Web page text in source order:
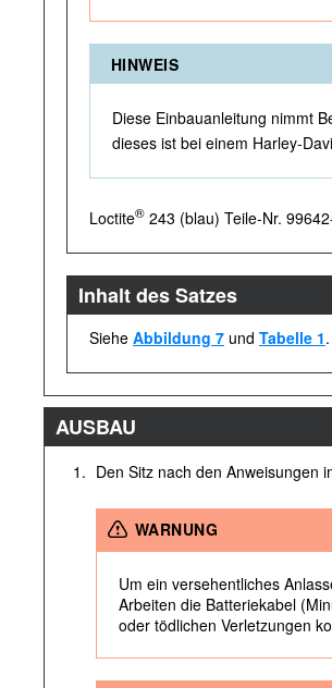
HINWEIS
Diese Einbauanleitung nimmt
dieses ist bei einem Harley-
Loctite® 243 (blau) Teile-Nr.
Inhalt des Satzes
Siehe Abbildung 7 und Tabelle 1.
AUSBAU
1. Den Sitz nach den Anweisungen
WARNUNG
Um ein versehentliches
Arbeiten die Batteriekabel
oder tödlichen Verletzungen